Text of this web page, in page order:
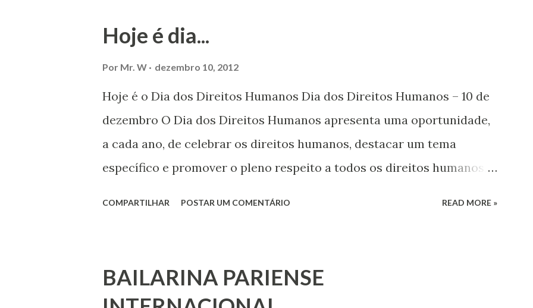
Hoje é dia...
Por Mr. W dezembro 10, 2012
Hoje é o Dia dos Direitos Humanos Dia dos Direitos Humanos – 10 de
dezembro O Dia dos Direitos Humanos apresenta uma oportunidade,
a cada ano, de celebrar os direitos humanos, destacar um tema
específico e promover o pleno respeito a todos os direitos humanos,
processo de decisão política. Estes direitos humanos – os direitos à
COMPARTILHAR POSTAR UM COMENTÁRIO READ MORE »
BAILARINA PARIENSE